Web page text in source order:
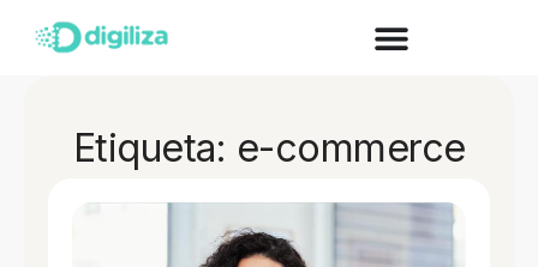
Etiqueta: e-commerce